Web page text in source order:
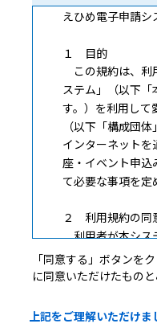
えひめ電子申請シ
１ 目的
この規約は、利
ステム」（以下「
す。）を利用して
（以下「構成団
インターネット
座・イベント申込
て必要な事項を定
２ 利用規約の同
利用者が本シス
等手続を行うため
いただくことが必
します。何らか
することができ
「同意する」ボタンを
に同意いただけたものと
上記をご理解いただけま